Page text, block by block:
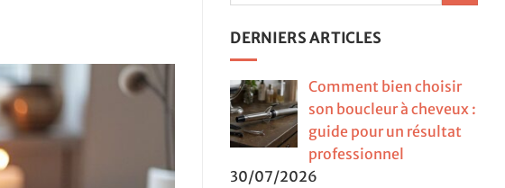
DERNIERS ARTICLES
Comment bien choisir
son boucleur à cheveux :
guide pour un résultat
professionnel
30/07/2026